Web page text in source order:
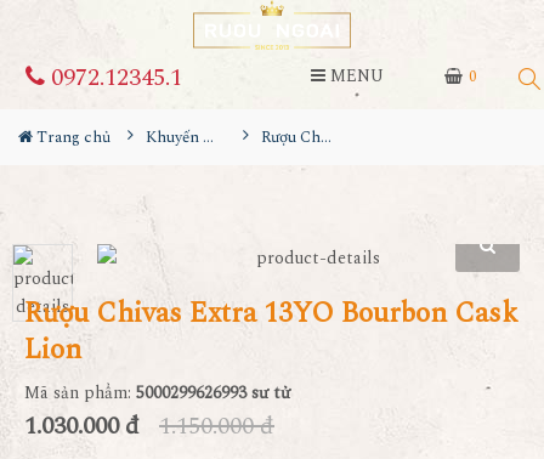
0
0972.12345.1 MENU
Trang chủ Khuyến Mãi Lớn Rượu Chivas Extra 13YO Bourbon Cask Lion
Rượu Chivas Extra 13YO Bourbon Cask
Lion
Mã sản phẩm: 5000299626993 sư tử
1.030.000 đ 1.150.000 đ